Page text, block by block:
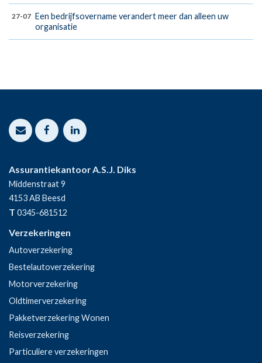
27-07 Een bedrijfsovername verandert meer dan alleen uw
organisatie
Assurantiekantoor A.S.J. Diks
Middenstraat 9
4153 AB Beesd
T 0345-681512
Verzekeringen
Autoverzekering
Bestelautoverzekering
Motorverzekering
Oldtimerverzekering
Pakketverzekering Wonen
Reisverzekering
Particuliere verzekeringen